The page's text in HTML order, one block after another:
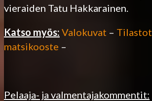
vieraiden Tatu Hakkarainen.
Katso myös: Valokuvat – Tilastot
matsikooste –
Pelaaja- ja valmentajakommentit: